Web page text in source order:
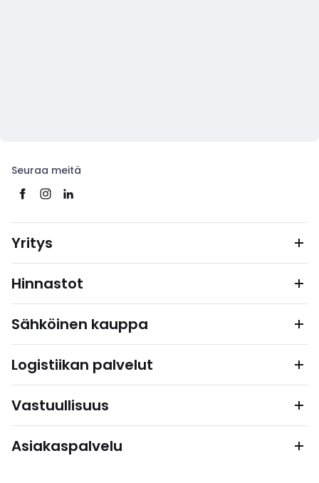
Seuraa meitä
Yritys
Hinnastot
Sähköinen kauppa
Logistiikan palvelut
Vastuullisuus
Asiakaspalvelu